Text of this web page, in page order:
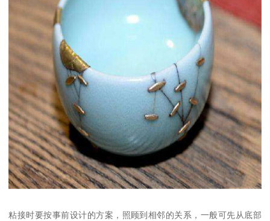
粘接时要按事前设计的方案，照顾到相邻的关系，一般可先从底部